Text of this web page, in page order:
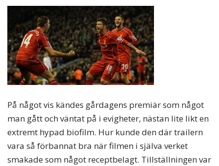
På något vis kändes gårdagens premiär som något
man gått och väntat på i evigheter, nästan lite likt en
extremt hypad biofilm. Hur kunde den där trailern
vara så förbannat bra när filmen i själva verket
smakade som något receptbelagt. Tillställningen var